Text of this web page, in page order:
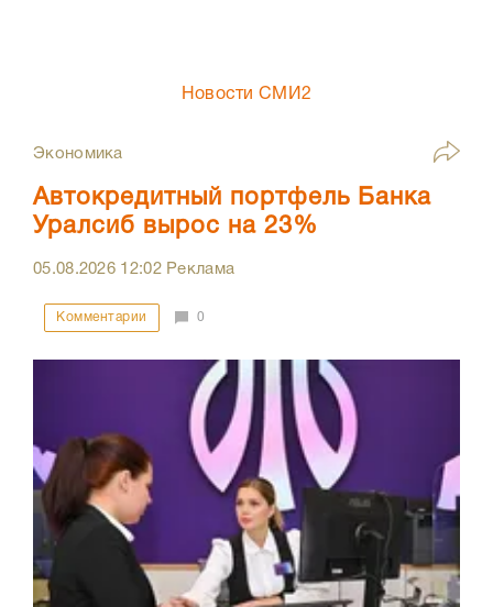
Новости СМИ2
Экономика
Автокредитный портфель Банка
Уралсиб вырос на 23%
05.08.2026 12:02Реклама
Комментарии 0